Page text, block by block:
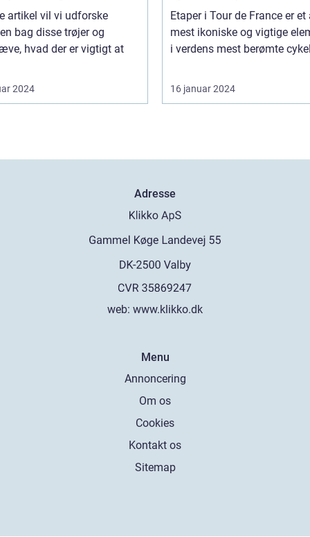
på repræsentation
for de
ryttere
artikel vil vi udforske
bag disse trøjer og
hvad der er vigtigt at
2024
Etaper i Tour de France er et
mest ikoniske og vigtige
i verdens mest berømte
16 januar 2024
Adresse
web: www.klikko.dk
Menu
Annoncering
Om os
Cookies
Kontakt os
Sitemap